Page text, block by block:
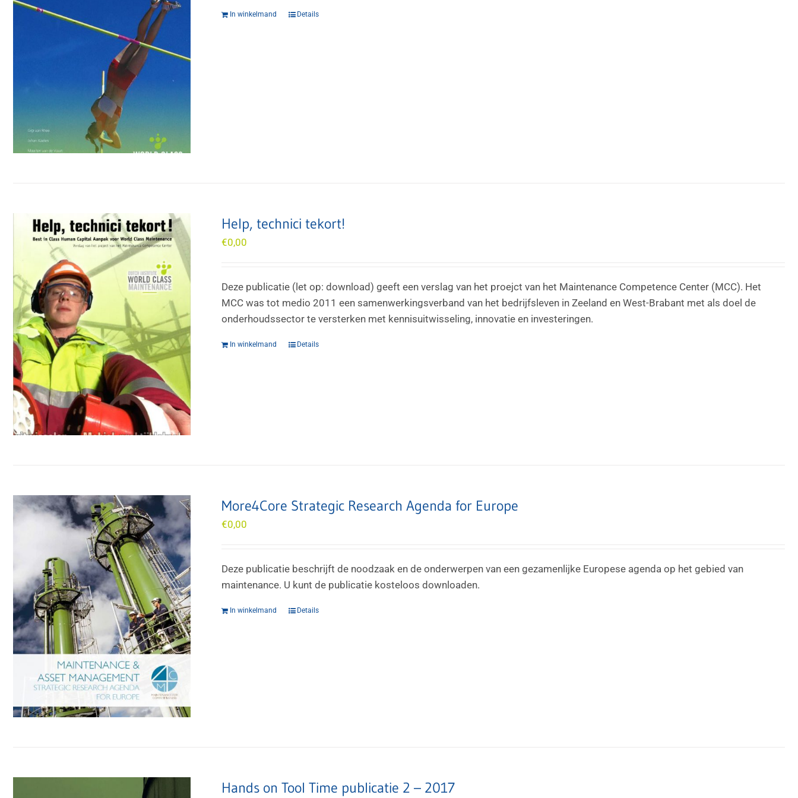
In winkelmand Details
Help, technici tekort!
€0,00
Deze publicatie (let op: download) geeft een verslag van het proejct van het Maintenance Competence Center (MCC). Het
MCC was tot medio 2011 een samenwerkingsverband van het bedrijfsleven in Zeeland en West-Brabant met als doel de
onderhoudssector te versterken met kennisuitwisseling, innovatie en investeringen.
In winkelmand Details
More4Core Strategic Research Agenda for Europe
€0,00
Deze publicatie beschrijft de noodzaak en de onderwerpen van een gezamenlijke Europese agenda op het gebied van
maintenance. U kunt de publicatie kosteloos downloaden.
In winkelmand Details
Hands on Tool Time publicatie 2 – 2017